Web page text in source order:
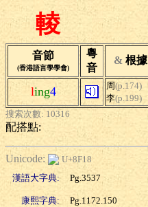
輘
音節
(香港語言學學會)
粵
音
& 根據
ling4 周(p.174)
李(p.199)
搜索次數: 10316
配搭點:
Unicode:
U+8F18
漢語大字典:
Pg.3537
康熙字典: Pg.1172.150